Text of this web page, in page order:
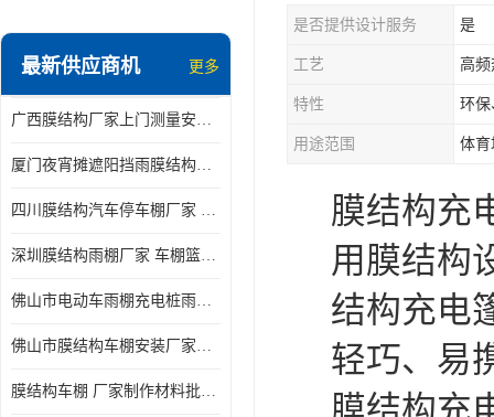
电动推拉雨棚
膜结构停景观棚
最新供应商机 更多
广西膜结构厂家上门测量安装发货，厂家发货没有差价
厦门夜宵摊遮阳挡雨膜结构雨棚设计 上门测量 款式多
四川膜结构汽车停车棚厂家 款式多 提供报价
深圳膜结构雨棚厂家 车棚篮球场体育看台 规格多样
佛山市电动车雨棚充电桩雨棚小区电动车棚
佛山市膜结构车棚安装厂家发货安装
膜结构车棚 厂家制作材料批发安装一体式工厂
是否提供设计服务 是
工艺 高
特性 环保
用途范围 体育
膜结构充
用膜结构
结构充电
轻巧、易